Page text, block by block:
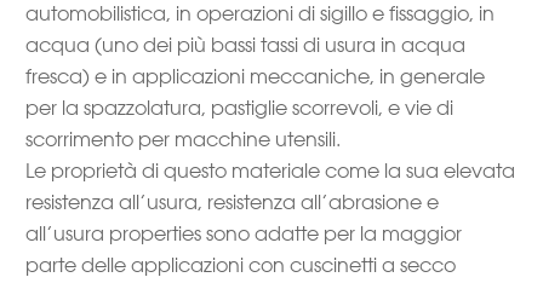
automobilistica, in operazioni di sigillo e fissaggio, in
acqua (uno dei più bassi tassi di usura in acqua
fresca) e in applicazioni meccaniche, in generale
per la spazzolatura, pastiglie scorrevoli, e vie di
scorrimento per macchine utensili.
Le proprietà di questo materiale come la sua elevata
resistenza all’usura, resistenza all’abrasione e
all’usura properties sono adatte per la maggior
parte delle applicazioni con cuscinetti a secco